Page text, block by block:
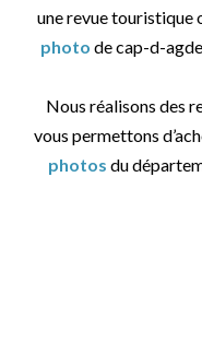
une revue touristique
photo de cap-d-
Nous réalisons des
vous permettons
photos du